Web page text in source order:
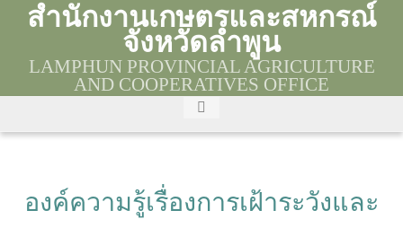
สำนักงานเกษตรและสหกรณ์
จังหวัดลำพูน
LAMPHUN PROVINCIAL AGRICULTURE
AND COOPERATIVES OFFICE
องค์ความรู้เรื่องการเฝ้าระวังและ